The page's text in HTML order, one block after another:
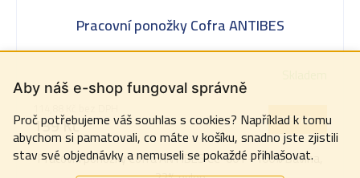
Aby náš e-shop fungoval správně
Proč potřebujeme váš souhlas s cookies? Například k tomu
abychom si pamatovali, co máte v košíku, snadno jste zjistili
stav své objednávky a nemuseli se pokaždé přihlašovat.
Pracovní ponožky Cofra ANTIBES
139 Kč DETAIL
Pracovní ponožky Cofra ANTIBES CC-001 - 100% Bavlna,